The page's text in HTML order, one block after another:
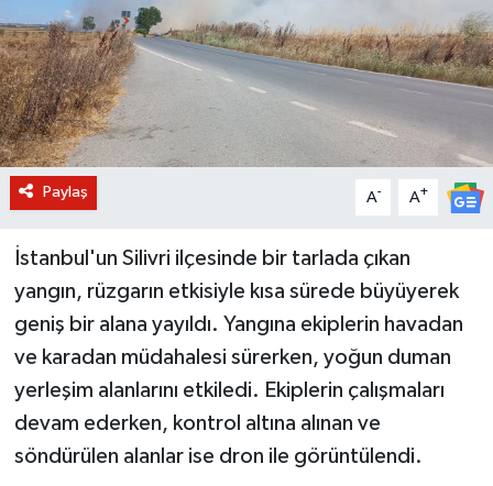
Paylaş A- A+
İstanbul'un Silivri ilçesinde bir tarlada çıkan
yangın, rüzgarın etkisiyle kısa sürede büyüyerek
geniş bir alana yayıldı. Yangına ekiplerin havadan
ve karadan müdahalesi sürerken, yoğun duman
yerleşim alanlarını etkiledi. Ekiplerin çalışmaları
devam ederken, kontrol altına alınan ve
söndürülen alanlar ise dron ile görüntülendi.